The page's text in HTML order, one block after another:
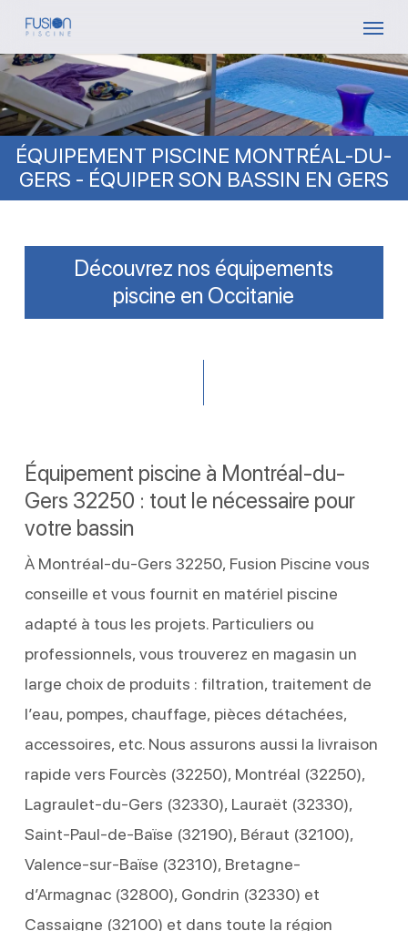
Skip
main
content
ÉQUIPEMENT PISCINE MONTRÉAL-DU-
GERS - ÉQUIPER SON BASSIN EN GERS
Découvrez nos équipements
piscine en Occitanie
Équipement piscine à Montréal-du-
Gers 32250 : tout le nécessaire pour
votre bassin
À Montréal-du-Gers 32250, Fusion Piscine vous
conseille et vous fournit en matériel piscine
adapté à tous les projets. Particuliers ou
professionnels, vous trouverez en magasin un
large choix de produits : filtration, traitement de
l’eau, pompes, chauffage, pièces détachées,
accessoires, etc. Nous assurons aussi la livraison
rapide vers Fourcès (32250), Montréal (32250),
Lagraulet-du-Gers (32330), Lauraët (32330),
Saint-Paul-de-Baïse (32190), Béraut (32100),
Valence-sur-Baïse (32310), Bretagne-
d’Armagnac (32800), Gondrin (32330) et
Cassaigne (32100) et dans toute la région